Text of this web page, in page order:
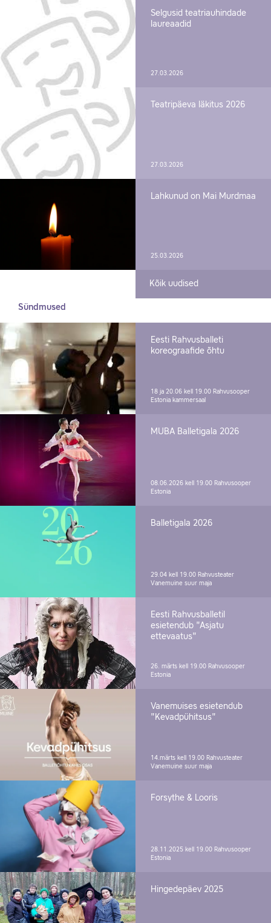
Selgusid teatriauhindade
laureaadid
27.03.2026
Teatripäeva läkitus 2026
27.03.2026
Lahkunud on Mai Murdmaa
25.03.2026
Kõik uudised
Sündmused
Eesti Rahvusballeti
koreograafide õhtu
18 ja 20.06 kell 19.00 Rahvusooper
Estonia kammersaal
MUBA Balletigala 2026
08.06.2026 kell 19.00 Rahvusooper
Estonia
Balletigala 2026
29.04 kell 19.00 Rahvusteater
Vanemuine suur maja
Eesti Rahvusballetil
esietendub "Asjatu
ettevaatus"
26. märts kell 19.00 Rahvusooper
Estonia
Vanemuises esietendub
"Kevadpühitsus"
14.märts kell 19.00 Rahvusteater
Vanemuine suur maja
Forsythe & Looris
28.11.2025 kell 19.00 Rahvusooper
Estonia
Hingedepäev 2025